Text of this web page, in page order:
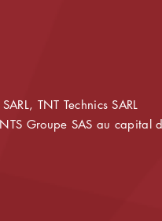
TNT Technics SARL
Groupe SAS au capital